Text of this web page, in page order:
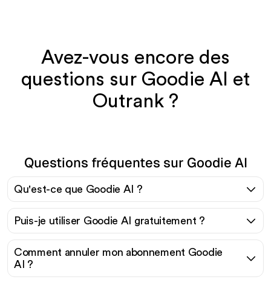
Avez-vous encore des
questions sur Goodie AI et
Outrank ?
Questions fréquentes sur Goodie AI
Qu'est-ce que Goodie AI ?
Puis-je utiliser Goodie AI gratuitement ?
Comment annuler mon abonnement Goodie
AI ?